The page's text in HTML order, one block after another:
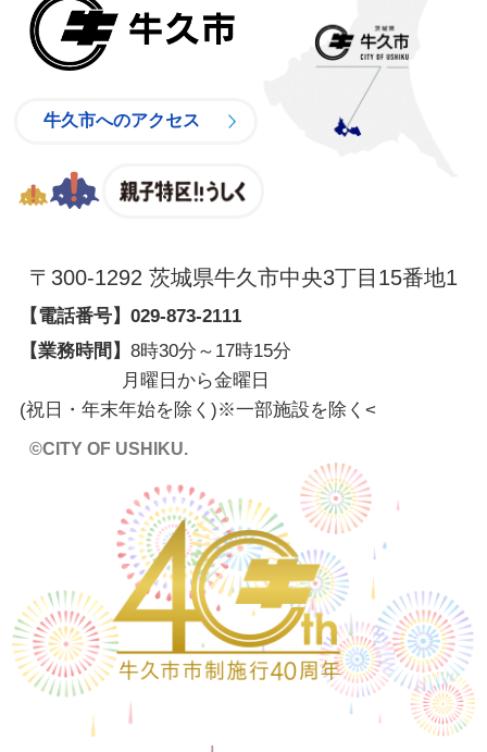
牛久市へのアクセス
〒300-1292 茨城県牛久市中央3丁目15番地1
【電話番号】 029-873-2111
【業務時間】 8時30分～17時15分
月曜日から金曜日
(祝日・年末年始を除く)※一部施設を除く <
©CITY OF USHIKU.